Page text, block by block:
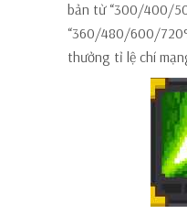
bản từ “300/400/
“360/480/600/
thưởng tỉ lệ chí